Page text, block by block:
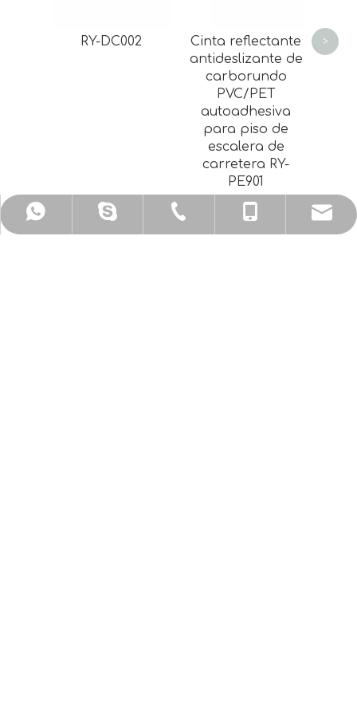
RY-DC002
Cinta reflectante
antideslizante de
carborundo
PVC/PET
autoadhesiva
para piso de
escalera de
carretera RY-
PE901
>
+8615157965822
+8615157965822
+86-579-87593231
+86-15157965822
sales@ykrunyan.com